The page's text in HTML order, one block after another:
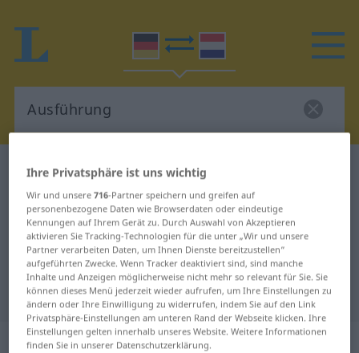
Deutsch-Niederländisch Wörterbuch
Deutsch-Niederländisch
Übersetzung für "Ausführung"
"Ausführung" Niederländisch
Übersetzung
„Ausführung“: Femininum, weiblich
Ihre Privatsphäre ist uns wichtig
Wir und unsere716-Partner speichern und greifen auf
personenbezogene Daten wie Browserdaten oder eindeutige
Kennungen auf Ihrem Gerät zu. Durch Auswahl von Akzeptieren
aktivieren Sie Tracking-Technologien für die unter „Wir und unsere
Partner verarbeiten Daten, um Ihnen Dienste bereitzustellen“
aufgeführten Zwecke. Wenn Tracker deaktiviert sind, sind manche
Inhalte und Anzeigen möglicherweise nicht mehr so relevant für Sie. Sie
können dieses Menü jederzeit wieder aufrufen, um Ihre Einstellungen zu
ändern oder Ihre Einwilligung zu widerrufen, indem Sie auf den Link
Privatsphäre-Einstellungen am unteren Rand der Webseite klicken. Ihre
Einstellungen gelten innerhalb unseres Website. Weitere Informationen
finden Sie in unserer Datenschutzerklärung.